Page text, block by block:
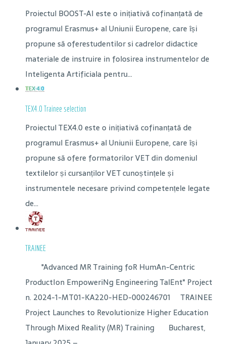
Proiectul BOOST-AI este o inițiativă cofinanțată de
programul Erasmus+ al Uniunii Europene, care își
propune să oferestudentilor si cadrelor didactice
materiale de instruire in folosirea instrumentelor de
Inteligenta Artificiala pentru...
TEX4.0 Trainee selection
Proiectul TEX4.0 este o inițiativă cofinanțată de
programul Erasmus+ al Uniunii Europene, care își
propune să ofere formatorilor VET din domeniul
textilelor și cursanților VET cunoștințele și
instrumentele necesare privind competențele legate
de...
TRAINEE
"Advanced MR Training foR HumAn-Centric
ProductIon EmpoweriNg Engineering TalEnt" Project
n. 2024-1-MT01-KA220-HED-000246701 TRAINEE
Project Launches to Revolutionize Higher Education
Through Mixed Reality (MR) Training Bucharest,